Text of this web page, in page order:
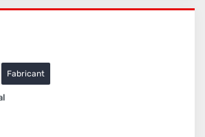
Fabricant